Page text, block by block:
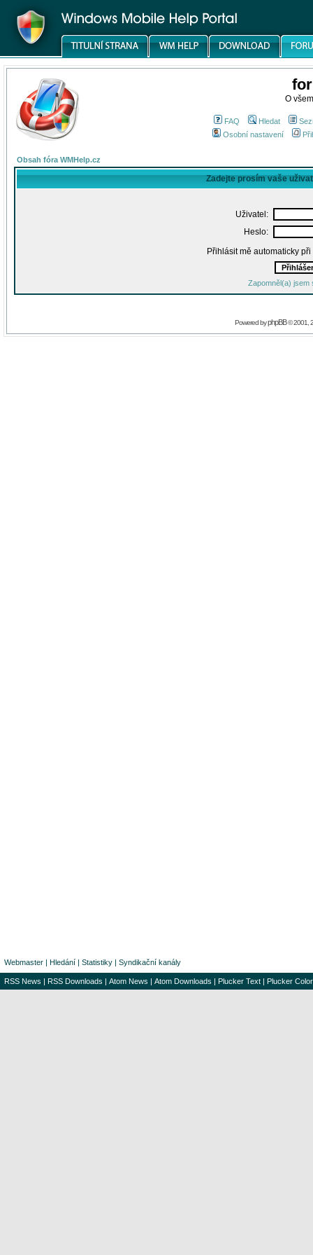
O
FAQ Hledat
Osobní nastavení
Obsah fóra WMHelp.cz
Zadejte prosím vaše
Uživatel:
Heslo:
Přihlásit mě automaticky
Zapomněl(a) jsem
Powered byphpBB© 2001,
Webmaster | Hledání | Statistiky | Syndikační kanály
RSS News | RSS Downloads | Atom News | Atom Downloads | Plucker Text | Plucker Color